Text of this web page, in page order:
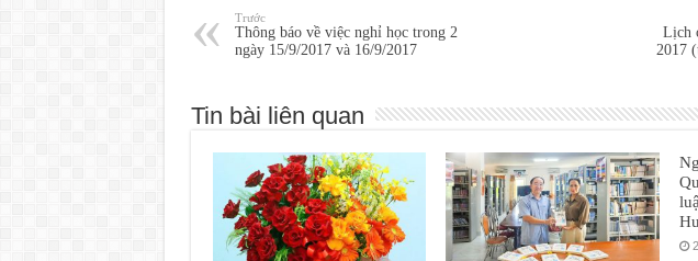
Trước
Thông báo về việc nghỉ học trong 2
ngày 15/9/2017 và 16/9/2017
Lịch
2017
Tin bài liên quan